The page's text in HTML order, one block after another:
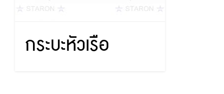
กระบะหัวเรือ